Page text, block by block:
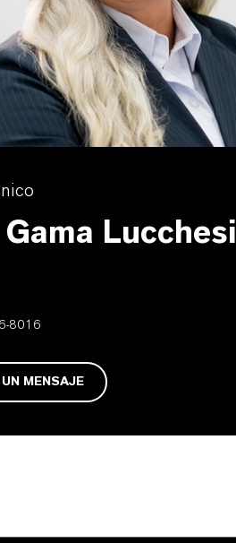
Gama Lucchesi
8016
UN MENSAJE